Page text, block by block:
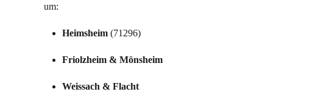
um:
Heimsheim (71296)
Friolzheim & Mönsheim
Weissach & Flacht